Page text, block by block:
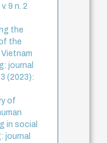
9 n. 2
the
the
journal
(2023):
of
in social
journal